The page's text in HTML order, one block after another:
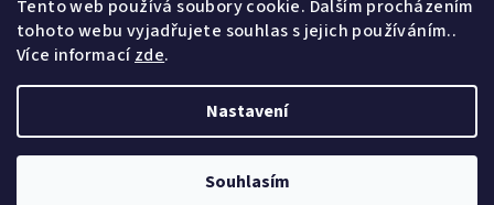
Tento web používá soubory cookie. Dalším procházením
tohoto webu vyjadřujete souhlas s jejich používáním..
Více informacízde.
Nastavení
Souhlasím
info @jakovejcevejci.cz